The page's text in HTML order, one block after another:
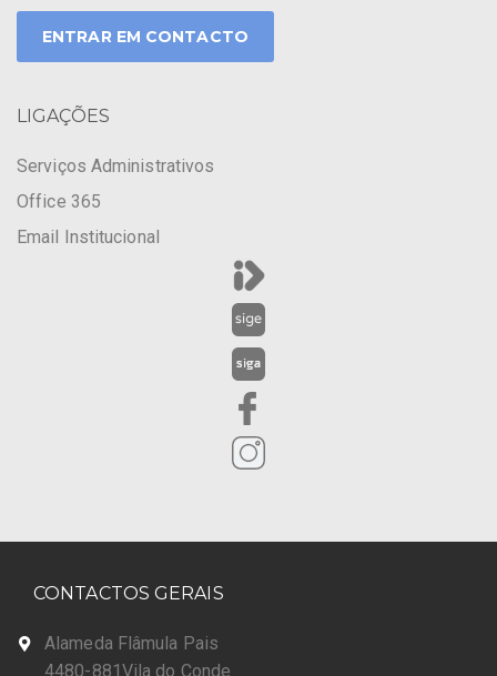
ENTRAR EM CONTACTO
LIGAÇÕES
Serviços Administrativos
Office 365
Email Institucional
CONTACTOS GERAIS
Alameda Flâmula Pais
4480-881Vila do Conde